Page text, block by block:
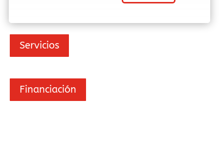
Servicios
Financiación